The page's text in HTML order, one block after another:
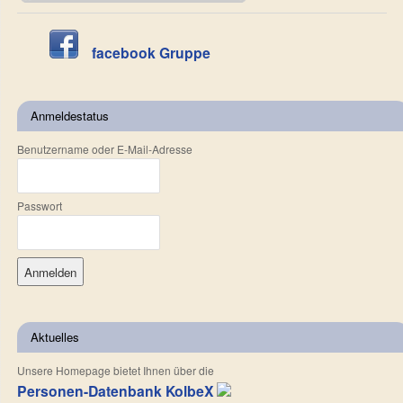
facebook Gruppe
Anmeldestatus
Benutzername oder E-Mail-Adresse
Passwort
Aktuelles
Unsere Homepage bietet Ihnen über die
Personen-Datenbank KolbeX